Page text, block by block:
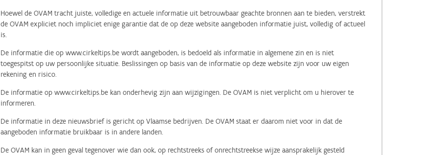
Hoewel de OVAM tracht juiste, volledige en actuele informatie uit betrouwbaar geachte bronnen aan te bieden, verstrekt
de OVAM expliciet noch impliciet enige garantie dat de op deze website aangeboden informatie juist, volledig of actueel
is.
De informatie die op www.cirkeltips.be wordt aangeboden, is bedoeld als informatie in algemene zin en is niet
toegespitst op uw persoonlijke situatie. Beslissingen op basis van de informatie op deze website zijn voor uw eigen
rekening en risico.
De informatie op www.cirkeltips.be kan onderhevig zijn aan wijzigingen. De OVAM is niet verplicht om u hierover te
informeren.
De informatie in deze nieuwsbrief is gericht op Vlaamse bedrijven. De OVAM staat er daarom niet voor in dat de
aangeboden informatie bruikbaar is in andere landen.
De OVAM kan in geen geval tegenover wie dan ook, op rechtstreeks of onrechtstreekse wijze aansprakelijk gesteld